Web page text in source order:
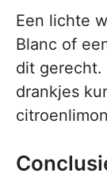
Een lichte
Blanc of
dit gerecht.
drankjes